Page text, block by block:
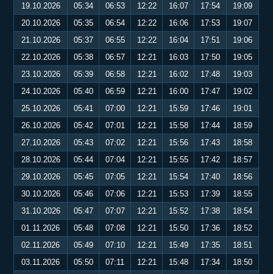
19.10.2026
05:34 06:53 12:22 16:07 17:54
19:09
20.10.2026
05:35 06:54 12:22 16:06 17:53
19:07
21.10.2026
05:37 06:55 12:22 16:04 17:51
19:06
22.10.2026
05:38 06:57 12:21 16:03 17:50
19:05
23.10.2026
05:39 06:58 12:21 16:02 17:48
19:03
24.10.2026
05:40 06:59 12:21 16:00 17:47
19:02
25.10.2026
05:41 07:00 12:21 15:59 17:46
19:01
26.10.2026
05:42 07:01 12:21 15:58 17:44
18:59
27.10.2026
05:43 07:02 12:21 15:56 17:43
18:58
28.10.2026
05:44 07:04 12:21 15:55 17:42
18:57
29.10.2026
05:45 07:05 12:21 15:54 17:40
18:56
30.10.2026
05:46 07:06 12:21 15:53 17:39
18:55
31.10.2026
05:47 07:07 12:21 15:52 17:38
18:54
01.11.2026
05:48 07:08 12:21 15:50 17:36
18:52
02.11.2026
05:49 07:10 12:21 15:49 17:35
18:51
03.11.2026
05:50 07:11 12:21 15:48 17:34 18:50